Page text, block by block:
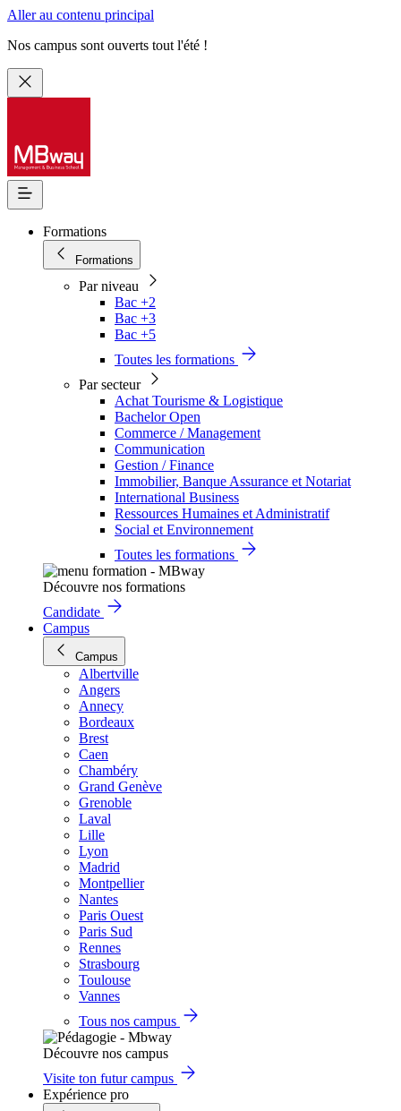
Aller au contenu principal
Nos campus sont ouverts tout l'été !
Formations
Formations
Par niveau
Bac +2
Bac +3
Bac +5
Toutes les formations
Par secteur
Achat Tourisme & Logistique
Bachelor Open
Commerce / Management
Communication
Gestion / Finance
Immobilier, Banque Assurance et Notariat
International Business
Ressources Humaines et Administratif
Social et Environnement
Toutes les formations
Découvre nos formations
Candidate
Campus
Campus
Albertville
Angers
Annecy
Bordeaux
Brest
Caen
Chambéry
Grand Genève
Grenoble
Laval
Lille
Lyon
Madrid
Montpellier
Nantes
Paris Ouest
Paris Sud
Rennes
Strasbourg
Toulouse
Vannes
Tous nos campus
Découvre nos campus
Visite ton futur campus
Expérience pro